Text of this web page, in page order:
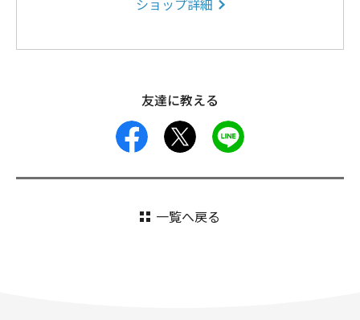
ショップ詳細
友達に教える
facebook
一覧へ戻る